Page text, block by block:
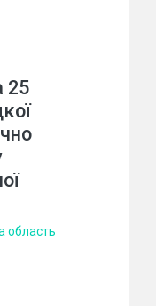
25
область